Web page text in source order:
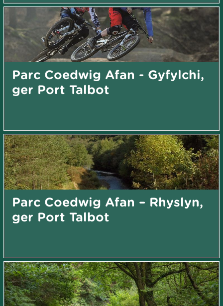
Parc Coedwig Afan - Gyfylchi,
ger Port Talbot
Parc Coedwig Afan – Rhyslyn,
ger Port Talbot